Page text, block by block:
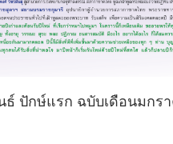
ปักษ์แรก ฉบับเดือนมกร